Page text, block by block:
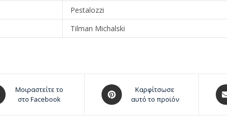
Pestalozzi
Tilman Michalski
Μοιραστείτε το
στο Facebook
Καρφίτσωσε
αυτό το προϊόν